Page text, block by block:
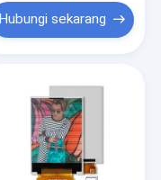
Hubungi sekarang